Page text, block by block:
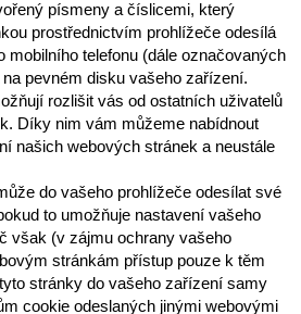
písmeny a číslicemi, který
prostřednictvím prohlížeče odesílá
mobilního telefonu (dále označovaných
na pevném disku vašeho zařízení.
rozlišit vás od ostatních uživatelů
Díky nim vám můžeme nabídnout
našich webových stránek a neustále
do vašeho prohlížeče odesílat své
to umožňuje nastavení vašeho
však (v zájmu ochrany vašeho
stránkám přístup pouze k těm
stránky do vašeho zařízení samy
cookie odeslaných jinými webovými